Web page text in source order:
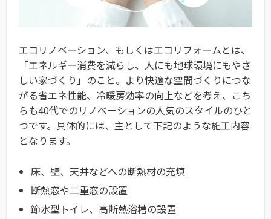
エコリノベーション、もしくはエコリフォームとは、
「エネルギー消費を減らし、人にも地球環境にもやさ
しい家づくり」のこと。より快適な空間づくりにつな
がる省エネ性能、冷暖房効率の向上などを考え、こち
らも40代でのリノベーションの人気のスタイルのひと
つです。具体的には、主として下記のような施工内容
となります。
床、壁、天井などへの断熱材の充填
断熱窓や二重窓の設置
節水型トイレ、高断熱浴槽の設置